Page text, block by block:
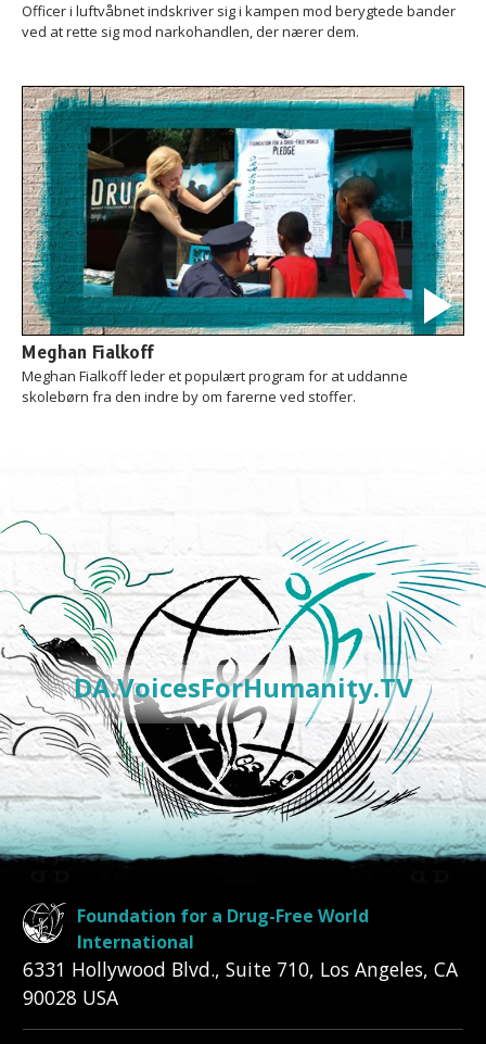
Officer i luftvåbnet indskriver sig i kampen mod berygtede bander
ved at rette sig mod narkohandlen, der nærer dem.
Meghan Fialkoff
Meghan Fialkoff leder et populært program for at uddanne
skolebørn fra den indre by om farerne ved stoffer.
DA.VoicesForHumanity.TV
Foundation for a Drug-Free World
International
6331 Hollywood Blvd., Suite 710, Los Angeles, CA
90028 USA